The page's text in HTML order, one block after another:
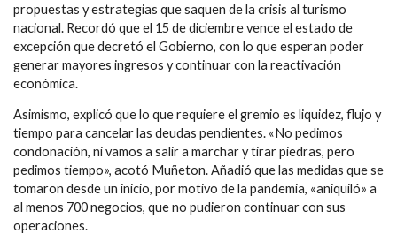
propuestas y estrategias que saquen de la crisis al turismo
nacional. Recordó que el 15 de diciembre vence el estado de
excepción que decretó el Gobierno, con lo que esperan poder
generar mayores ingresos y continuar con la reactivación
económica.
Asimismo, explicó que lo que requiere el gremio es liquidez, flujo y
tiempo para cancelar las deudas pendientes. «No pedimos
condonación, ni vamos a salir a marchar y tirar piedras, pero
pedimos tiempo», acotó Muñeton. Añadió que las medidas que se
tomaron desde un inicio, por motivo de la pandemia, «aniquiló» a
al menos 700 negocios, que no pudieron continuar con sus
operaciones.